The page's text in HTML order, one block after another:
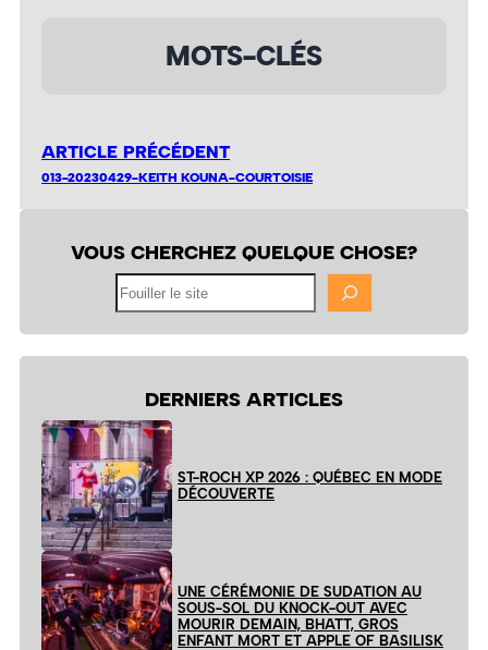
MOTS-CLÉS
ARTICLE PRÉCÉDENT
013-20230429-KEITH KOUNA-COURTOISIE
VOUS CHERCHEZ QUELQUE CHOSE?
DERNIERS ARTICLES
ST-ROCH XP 2026 : QUÉBEC EN MODE
DÉCOUVERTE
UNE CÉRÉMONIE DE SUDATION AU
SOUS-SOL DU KNOCK-OUT AVEC
MOURIR DEMAIN, BHATT, GROS
ENFANT MORT ET APPLE OF BASILISK